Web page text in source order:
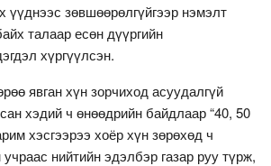
үүднээс зөвшөөрөлгүйгээр нэмэлт
талаар есөн дүүргийн
хүргүүлсэн.
явган хүн зорчиход асуудалгүй
хэдий ч өнөөдрийн байдлаар “40, 50
хэсгээрээ хоёр хүн зөрөхөд ч
нийтийн эдэлбэр газар руу түрж,